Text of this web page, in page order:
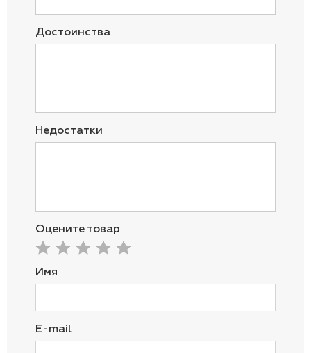
Достоинства
Недостатки
Оцените товар
Имя
E-mail